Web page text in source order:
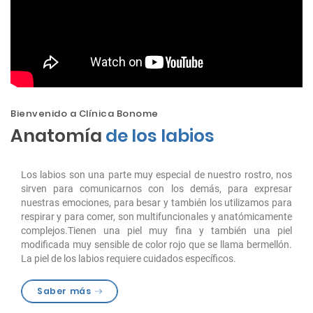
Bienvenido a Clínica Bonome
Anatomía de los labios
Los labios son una parte muy especial de nuestro rostro, nos
sirven para comunicarnos con los demás, para expresar
nuestras emociones, para besar y también los utilizamos para
respirar y para comer, son multifuncionales y anatómicamente
complejos.Tienen una piel muy fina y también una piel
modificada muy sensible de color rojo que se llama bermellón.
La piel de los labios requiere cuidados específicos.
Saber más